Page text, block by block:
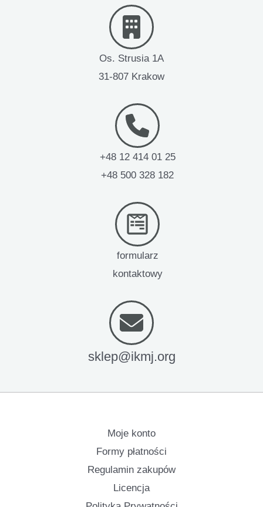
Os. Strusia 1A
31-807 Krakow
+48 12 414 01 25
+48 500 328 182
formularz
kontaktowy
sklep@ikmj.org
Moje konto
Formy płatności
Regulamin zakupów
Licencja